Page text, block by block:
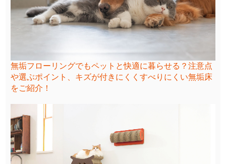
無垢フローリングでもペットと快適に暮らせる？注意点
や選ぶポイント、キズが付きにくくすべりにくい無垢床
をご紹介！